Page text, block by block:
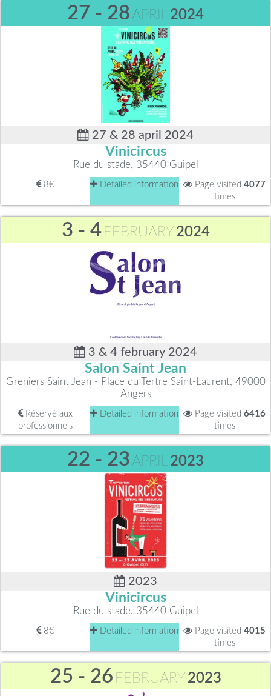
27 - 28 APRIL 2024
27 & 28 april 2024
Vinicircus
Rue du stade, 35440 Guipel
8€ Detailed information Page visited 4077
times
3 - 4 FEBRUARY 2024
3 & 4 february 2024
Salon Saint Jean
Greniers Saint Jean - Place du Tertre Saint-Laurent, 49000
Angers
Réservé aux
professionnels
Detailed information Page visited 6416
times
22 - 23 APRIL 2023
2023
Vinicircus
Rue du stade, 35440 Guipel
8€ Detailed information Page visited 4015
times
25 - 26 FEBRUARY 2023